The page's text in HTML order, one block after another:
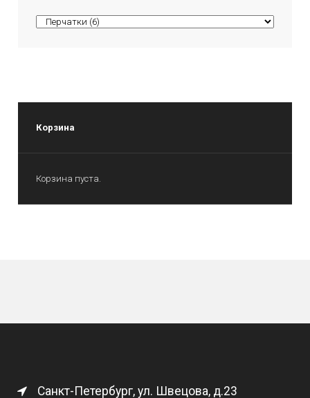
Корзина
Корзина пуста.
Санкт-Петербург, ул. Швецова, д.23